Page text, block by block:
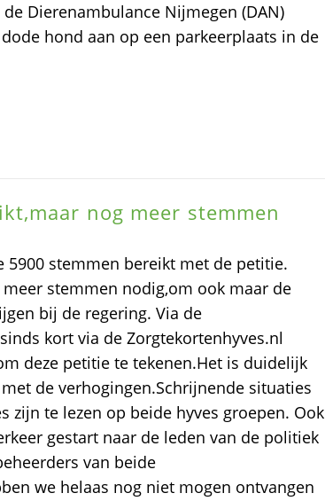
Dierenambulance Nijmegen (DAN)
hond aan op een parkeerplaats in de
nog meer stemmen
5900 stemmen bereikt met de petitie.
stemmen nodig,om ook maar de
bij de regering. Via de
kort via de Zorgtekortenhyves.nl
deze petitie te tekenen.Het is duidelijk
de verhogingen.Schrijnende situaties
zijn te lezen op beide hyves groepen. Ook
gestart naar de leden van de politiek
van beide
we helaas nog niet mogen ontvangen